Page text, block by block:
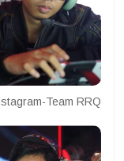
Team RRQ